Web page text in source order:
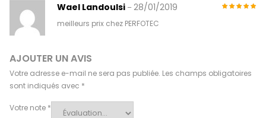
Wael Landoulsi –28/01/2019
meilleurs prix chez PERFOTEC
AJOUTER UN AVIS
Votre adresse e-mail ne sera pas publiée. Les champs obligatoires
sont indiqués avec *
Votre note *